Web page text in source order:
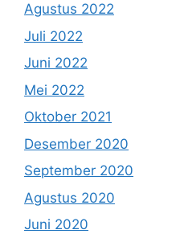
Agustus 2022
Juli 2022
Juni 2022
Mei 2022
Oktober 2021
Desember 2020
September 2020
Agustus 2020
Juni 2020